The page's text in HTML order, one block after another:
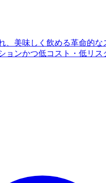
、美味しく飲める革命的な
ョンかつ低コスト・低リス